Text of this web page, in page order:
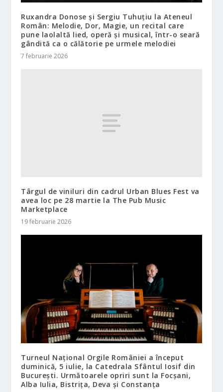
Ruxandra Donose și Sergiu Tuhuțiu la Ateneul
Român: Melodie, Dor, Magie, un recital care
pune laolaltă lied, operă și musical, într-o seară
gândită ca o călătorie pe urmele melodiei
7 februarie 2026
Târgul de viniluri din cadrul Urban Blues Fest va
avea loc pe 28 martie la The Pub Music
Marketplace
19 februarie 2026
Turneul Național Orgile României a început
duminică, 5 iulie, la Catedrala Sfântul Iosif din
București. Următoarele opriri sunt la Focșani,
Alba Iulia, Bistrița, Deva și Constanța